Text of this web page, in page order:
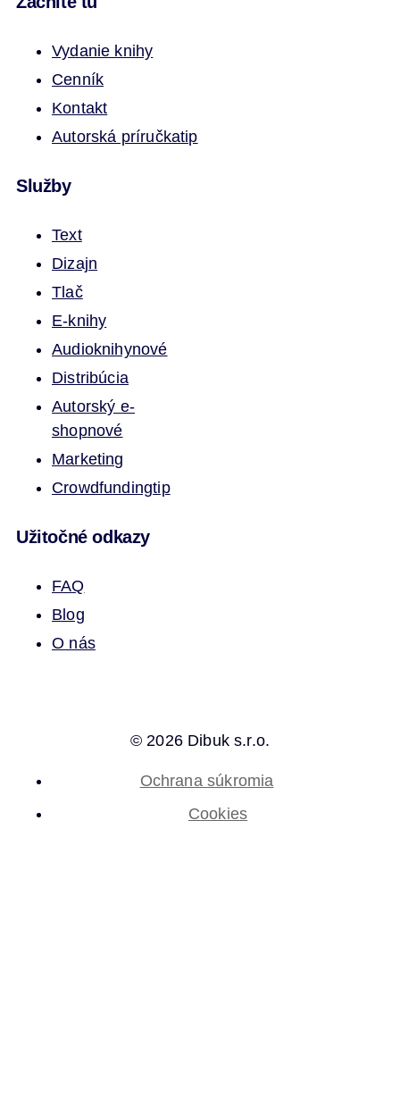
Vydanie knihy
Cenník
Kontakt
Autorská príručkatip
Služby
Text
Dizajn
Tlač
E-knihy
Audioknihynové
Distribúcia
Autorský e-
shopnové
Marketing
Crowdfundingtip
Užitočné odkazy
FAQ
Blog
O nás
© 2026 Dibuk s.r.o.
Ochrana súkromia
Cookies